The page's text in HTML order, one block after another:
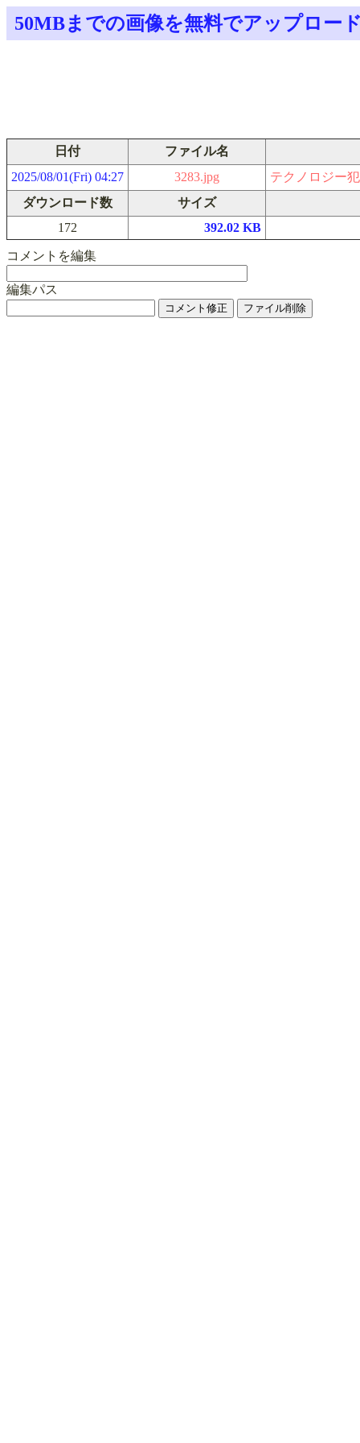
50MBまでの画像を無料でアップロー
日付
ファイル名
2025/08/01(Fri) 04:27
3283.jpg
テクノロジー
ダウンロード数
サイズ
172
392.02 KB
コメントを編集
編集パス